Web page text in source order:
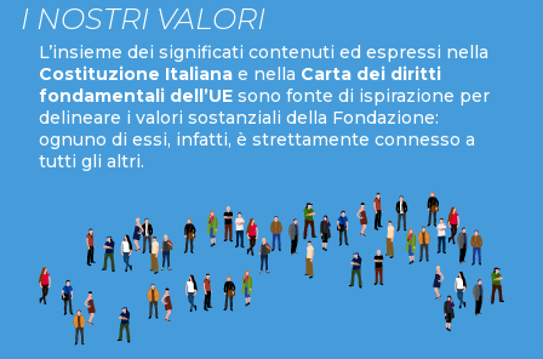
I NOSTRI VALORI
L’insieme dei significati contenuti ed espressi nella
Costituzione Italianae nella Carta dei diritti
fondamentali dell’UEsono fonte di ispirazione per
delineare i valori sostanziali della Fondazione:
ognuno di essi, infatti, è strettamente connesso a
tutti gli altri.